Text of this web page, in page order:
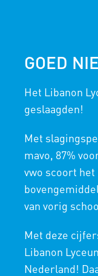
HOME / SCHOOLINFO /
video in
DE
GOED
Het Libanon
geslaagden!
Met
mavo, 87%
vwo scoort het
van vorig
Met deze
Libanon
Nederland!